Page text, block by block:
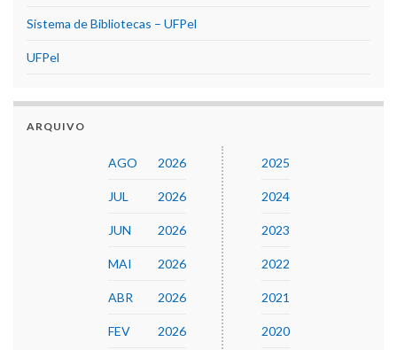
Sistema de Bibliotecas – UFPel
UFPel
ARQUIVO
AGO 2026
JUL 2026
JUN 2026
MAI 2026
ABR 2026
FEV 2026
2025
2024
2023
2022
2021
2020